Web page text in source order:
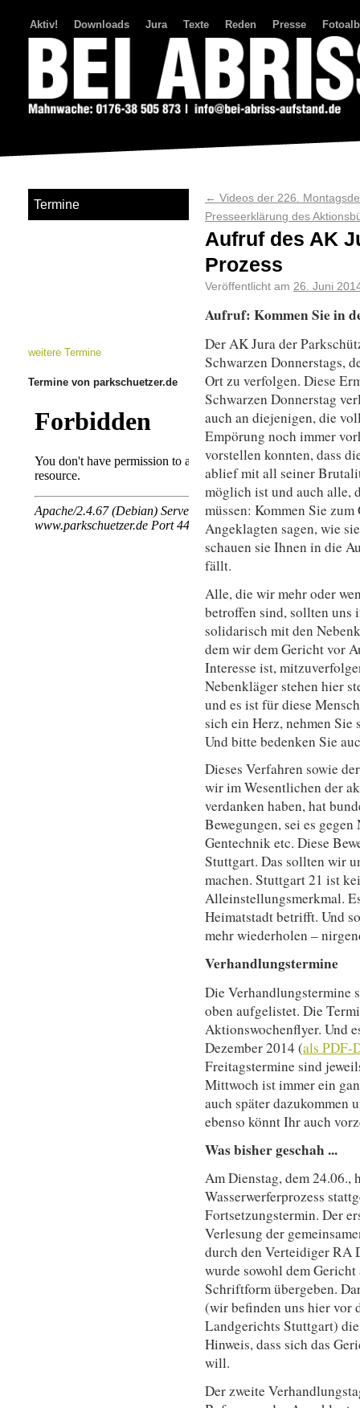
Aktiv! Downloads Jura Texte Reden Presse
← Videos der 226.
Presseerklärung des
Aufruf des AK
Prozess
Veröffentlicht am 26. Juni
Aufruf: Kommen Sie in
Der AK Jura der
Schwarzen Donnerstags,
Ort zu verfolgen. Diese
Schwarzen Donnerstag
auch an diejenigen, die
Empörung noch immer
vorstellen konnten, dass
ablief mit all seiner
möglich ist und auch alle,
müssen: Kommen Sie
Angeklagten sagen, wie
schauen sie Ihnen in die
fällt.
Alle, die wir mehr oder
betroffen sind, sollten uns
solidarisch mit den
dem wir dem Gericht vor
Interesse ist,
Nebenkläger stehen hier
und es ist für diese
sich ein Herz, nehmen
Und bitte bedenken Sie
Dieses Verfahren sowie
wir im Wesentlichen der
verdanken haben, hat
Bewegungen, sei es
Gentechnik etc. Diese
Stuttgart. Das sollten wir
machen. Stuttgart 21 ist
Alleinstellungsmerkmal.
Heimatstadt betrifft. Und
mehr wiederholen –
Verhandlungstermine
Die Verhandlungstermine
oben aufgelistet. Die
Aktionswochenflyer. Und
Dezember 2014 (als PDF-
Freitagstermine sind
Mittwoch ist immer ein
auch später dazukommen
ebenso könnt Ihr auch
Was bisher geschah ...
Am Dienstag, dem 24.06.,
Wasserwerferprozess
Fortsetzungstermin. Der
Verlesung der
durch den Verteidiger RA
wurde sowohl dem
Schriftform übergeben.
(wir befinden uns hier vor
Landgerichts Stuttgart)
Hinweis, dass sich das
will.
Der zweite
Termine
weitere Termine
Termine von parkschuetzer.de